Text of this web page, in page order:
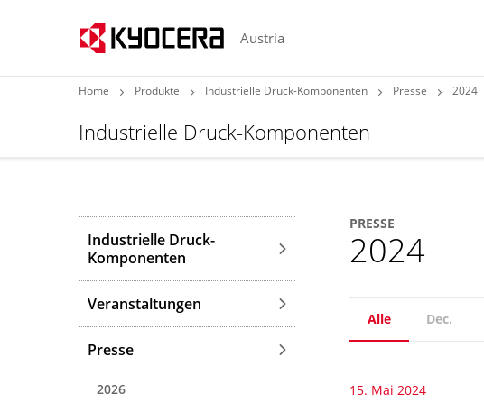
Austria
Home Produkte Industrielle Druck-Komponenten Presse 2024
Industrielle Druck-Komponenten
PRESSE
2024
Alle Dec.
15. Mai 2024
Industrielle Druck-
Komponenten
Veranstaltungen
Presse
2026